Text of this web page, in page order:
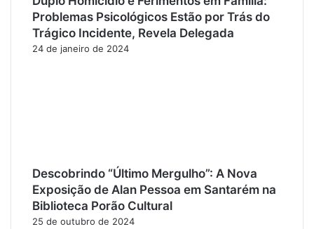
Problemas Psicológicos Estão por Trás do
Trágico Incidente, Revela Delegada
24 de janeiro de 2024
Descobrindo “Último Mergulho”: A Nova
Exposição de Alan Pessoa em Santarém na
Biblioteca Porão Cultural
25 de outubro de 2024